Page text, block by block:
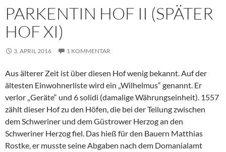
PARKENTIN HOF II (SPÄTER
HOF XI)
3. APRIL 2016 1 KOMMENTAR
Aus älterer Zeit ist über diesen Hof wenig bekannt. Auf der
ältesten Einwohnerliste wird ein „Wilhelmus“ genannt. Er
verlor „Geräte“ und 6 solidi (damalige Währungseinheit). 1557
zählt dieser Hof zu den Höfen, die bei der Teilung zwischen
dem Schweriner und dem Güstrower Herzog an den
Schweriner Herzog fiel. Das hieß für den Bauern Matthias
Rostke, er musste seine Abgaben nach dem Domanialamt